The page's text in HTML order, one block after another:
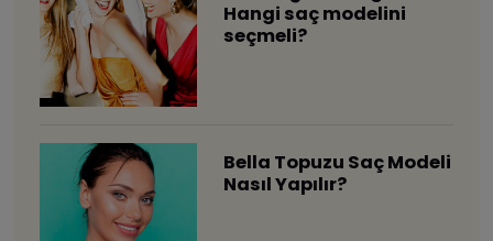
Hangi saç modelini
seçmeli?
Bella Topuzu Saç Modeli
Nasıl Yapılır?